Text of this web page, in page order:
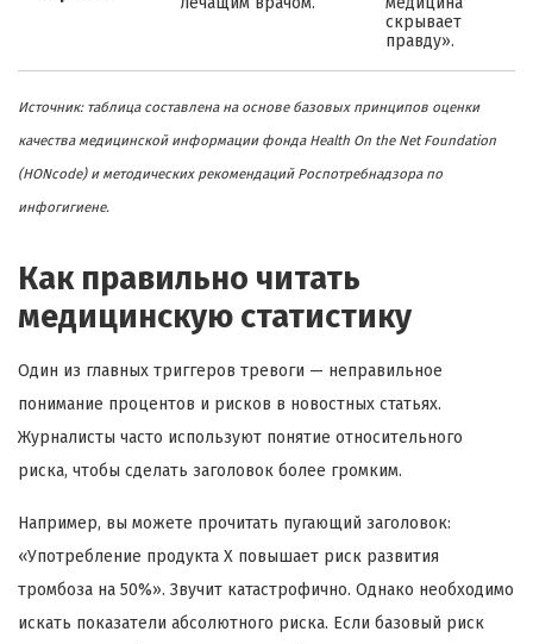
скрывает
правду».
Источник: таблица составлена на основе базовых принципов оценки
качества медицинской информации фонда Health On the Net Foundation
(HONcode) и методических рекомендаций Роспотребнадзора по
инфогигиене.
Как правильно читать
медицинскую статистику
Один из главных триггеров тревоги — неправильное
понимание процентов и рисков в новостных статьях.
Журналисты часто используют понятие относительного
риска, чтобы сделать заголовок более громким.
Например, вы можете прочитать пугающий заголовок:
«Употребление продукта Х повышает риск развития
тромбоза на 50%». Звучит катастрофично. Однако необходимо
искать показатели абсолютного риска. Если базовый риск